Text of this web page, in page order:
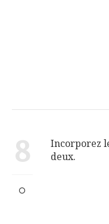
8
Incorporez
deux.